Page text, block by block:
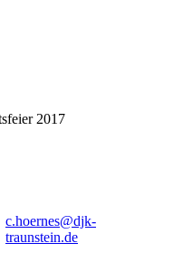
2017
c.hoernes@djk-
traunstein.de